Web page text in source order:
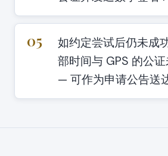
05
如约定尝试后仍未成
部时间与 GPS 的公
— 可作为申请公告送